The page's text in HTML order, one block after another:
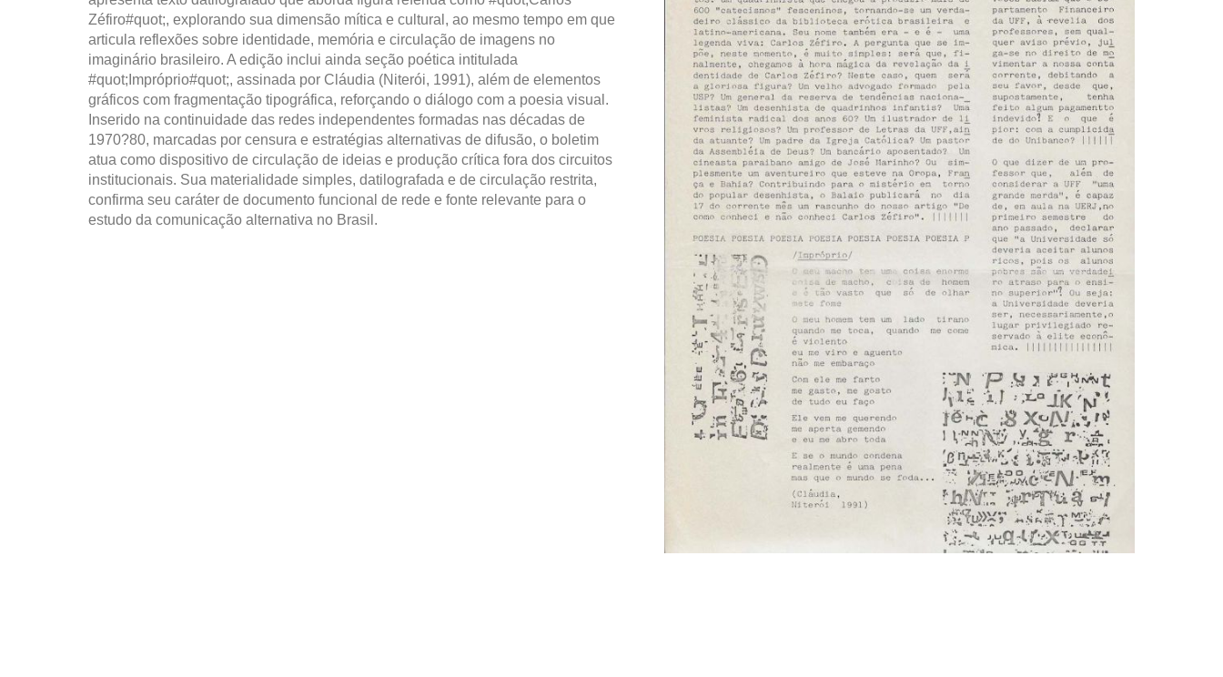
Zéfiro#quot;, explorando sua dimensão mítica e cultural, ao mesmo tempo em que
articula reflexões sobre identidade, memória e circulação de imagens no
imaginário brasileiro. A edição inclui ainda seção poética intitulada
#quot;Impróprio#quot;, assinada por Cláudia (Niterói, 1991), além de elementos
gráficos com fragmentação tipográfica, reforçando o diálogo com a poesia visual.
Inserido na continuidade das redes independentes formadas nas décadas de
1970?80, marcadas por censura e estratégias alternativas de difusão, o boletim
atua como dispositivo de circulação de ideias e produção crítica fora dos circuitos
institucionais. Sua materialidade simples, datilografada e de circulação restrita,
confirma seu caráter de documento funcional de rede e fonte relevante para o
estudo da comunicação alternativa no Brasil.